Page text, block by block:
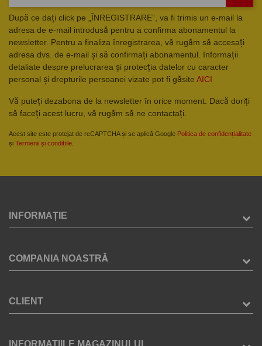
După ce dați click pe „ÎNREGISTRARE”, va fi trimis un e-mail la
adresa de e-mail introdusă pentru a confirma abonamentul la
newsletter. Pentru a finaliza înregistrarea, vă rugăm să accesați
adresa dvs. de e-mail și să confirmați abonamentul. Informații
detaliate despre prelucrarea și protecția datelor cu caracter
personal și drepturile persoanei vizate pot fi găsite AICI
Vă puteți dezabona de la newsletter în orice moment. Dacă doriți
să faceți acest lucru, vă rugăm să ne contactați.
Acest site este protejat de reCAPTCHA și se aplică Google Politica de confidențialitate
și Termenii și condițiile
INFORMAȚIE
COMPANIA NOASTRĂ
CLIENT
INFORMATIILE MAGAZINULUI